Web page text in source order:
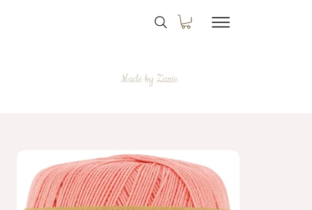
Made by Zazie